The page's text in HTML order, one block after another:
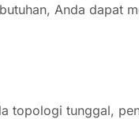
Anda dapat
topologi tunggal,